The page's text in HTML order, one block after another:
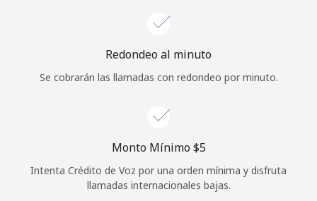
Redondeo al minuto
Se cobrarán las llamadas con redondeo por minuto.
Monto Mínimo ⁦$5⁩
Intenta Crédito de Voz por una orden mínima y disfruta
llamadas internacionales bajas.